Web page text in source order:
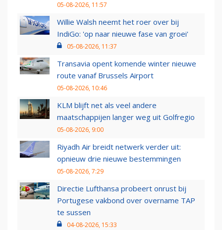
05-08-2026, 11:57
Willie Walsh neemt het roer over bij
IndiGo: 'op naar nieuwe fase van groei'
05-08-2026, 11:37
Transavia opent komende winter nieuwe
route vanaf Brussels Airport
05-08-2026, 10:46
KLM blijft net als veel andere
maatschappijen langer weg uit Golfregio
05-08-2026, 9:00
Riyadh Air breidt netwerk verder uit:
opnieuw drie nieuwe bestemmingen
05-08-2026, 7:29
Directie Lufthansa probeert onrust bij
Portugese vakbond over overname TAP
te sussen
04-08-2026, 15:33